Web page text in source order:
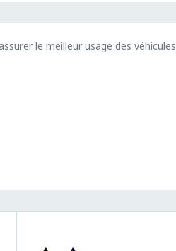
le meilleur usage des véhicules